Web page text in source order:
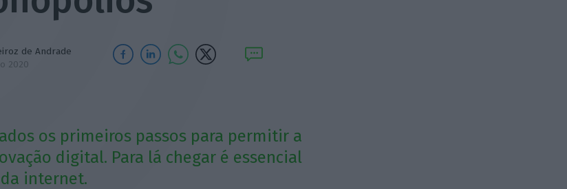
de Andrade
2020
os primeiros passos para permitir a
digital. Para lá chegar é essencial
internet.